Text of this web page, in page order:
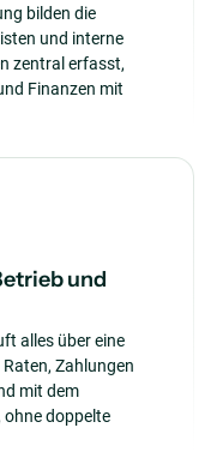
bilden die
und interne
zentral erfasst,
Finanzen mit
und
alles über eine
Zahlungen
mit dem
ohne doppelte